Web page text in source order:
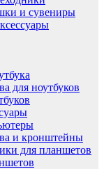
и сувениры
для ноутбуков
и кронштейны
для планшетов